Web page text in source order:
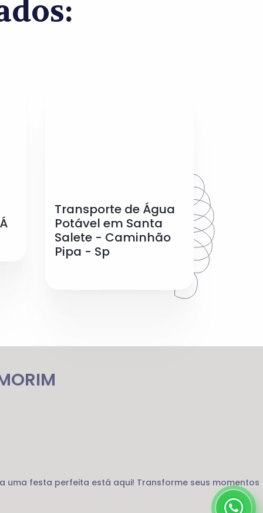
Transporte de Água
Potável em Santa
Salete - Caminhão
Pipa - Sp
uma festa perfeita está aqui! Transforme seus momentos